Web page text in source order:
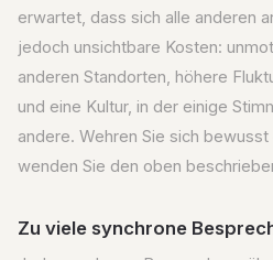
erwartet, dass sich alle anderen
jedoch unsichtbare Kosten:
anderen Standorten, höhere
und eine Kultur, in der einige
andere. Wehren Sie sich
wenden Sie den oben
Zu viele synchrone